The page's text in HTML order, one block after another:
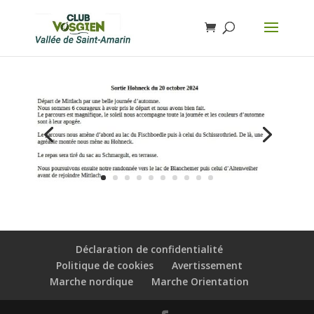
Déclaration de confidentialité
Politique de cookies
Avertissement
Marche nordique
Marche Orientation